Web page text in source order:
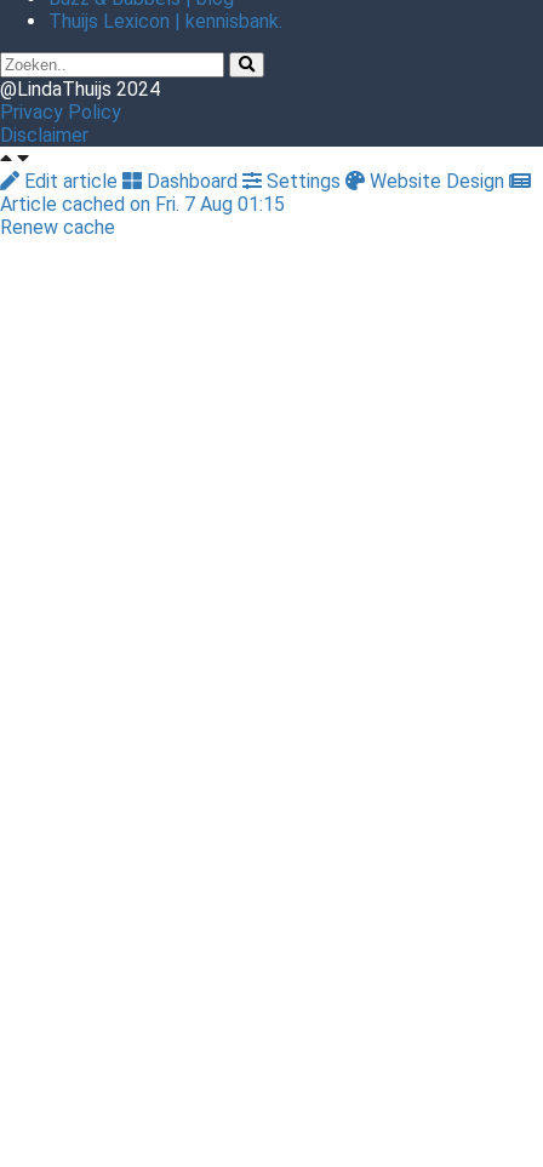
Thuijs Lexicon | kennisbank.
@LindaThuijs 2024
Privacy Policy
Disclaimer
Edit article
Dashboard Settings
Website Design
Article cached on Fri. 7 Aug 01:15
Renew cache